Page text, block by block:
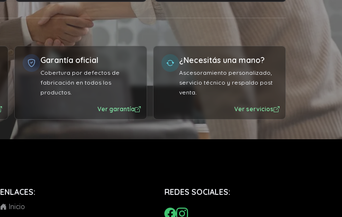
Garantía oficial
Cobertura por defectos de
fabricación en todos los
productos.
Ver garantía
¿Necesitás una mano?
Ascesoramiento personalizado,
servicio técnico y respaldo post
venta.
Ver servicios
ENLACES:
Inicio
REDES SOCIALES: